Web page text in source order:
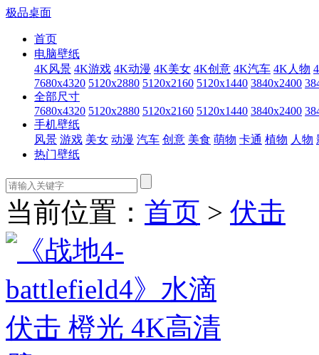
极品桌面
首页
电脑壁纸
4K风景 4K游戏 4K动漫 4K美女 4K创意 4K汽车 4K人物
7680x4320 5120x2880 5120x2160 5120x1440 3840x2400
全部尺寸
7680x4320 5120x2880 5120x2160 5120x1440 3840x2400
手机壁纸
风景 游戏 美女 动漫 汽车 创意 美食 萌物 卡通 植物 人物
热门壁纸
当前位置： 首页 > 伏击